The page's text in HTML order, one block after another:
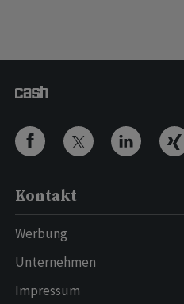
Kontakt
Werbung
Unternehmen
Impressum